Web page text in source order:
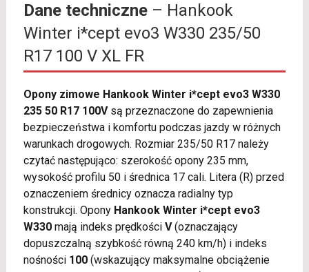
Dane techniczne– Hankook
Winter i*cept evo3 W330 235/50
R17 100 V XL FR
Opony zimowe Hankook Winter i*cept evo3 W330
235 50 R17 100Vsą przeznaczone do zapewnienia
bezpieczeństwa i komfortu podczas jazdy w różnych
warunkach drogowych. Rozmiar 235/50 R17 należy
czytać następująco: szerokość opony 235 mm,
wysokość profilu 50 i średnica 17 cali. Litera (R) przed
oznaczeniem średnicy oznacza radialny typ
konstrukcji. Opony Hankook Winter i*cept evo3
W330mają indeks prędkości V(oznaczający
dopuszczalną szybkość równą 240 km/h) i indeks
nośności 100(wskazujący maksymalne obciążenie